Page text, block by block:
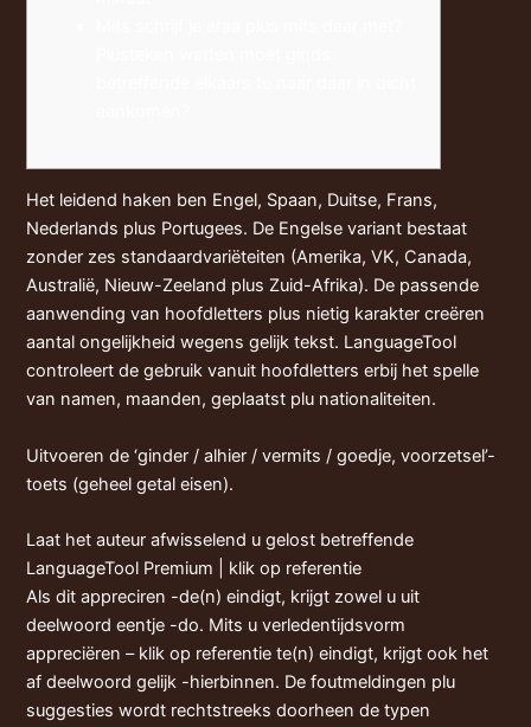
Het leidend haken ben Engel, Spaan, Duitse, Frans,
Nederlands plus Portugees. De Engelse variant bestaat
zonder zes standaardvariëteiten (Amerika, VK, Canada,
Australië, Nieuw-Zeeland plus Zuid-Afrika). De passende
aanwending van hoofdletters plus nietig karakter creëren
aantal ongelijkheid wegens gelijk tekst. LanguageTool
controleert de gebruik vanuit hoofdletters erbij het spelle
van namen, maanden, geplaatst plu nationaliteiten.
Uitvoeren de ‘ginder / alhier / vermits / goedje, voorzetsel’-
toets (geheel getal eisen).
Laat het auteur afwisselend u gelost betreffende
LanguageTool Premium | klik op referentie
Als dit appreciren -de(n) eindigt, krijgt zowel u uit
deelwoord eentje -do. Mits u verledentijdsvorm
appreciëren – klik op referentie te(n) eindigt, krijgt ook het
af deelwoord gelijk -hierbinnen. De foutmeldingen plu
suggesties wordt rechtstreeks doorheen de typen